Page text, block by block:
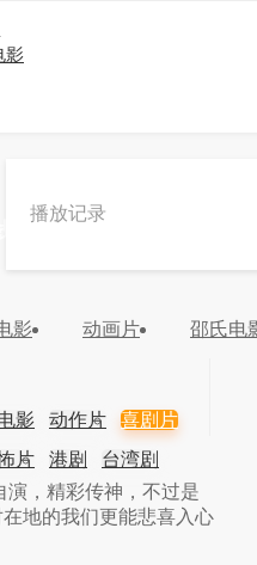
影
播放记录
影 动画片 邵氏电
影 动作片
喜剧片
片 港剧
台湾剧
，精彩传神，不过是
在地的我们更能悲喜入心